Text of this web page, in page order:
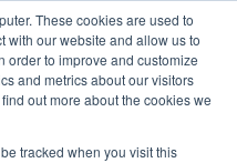
These cookies are used to
with our website and allow us to
order to improve and customize
and metrics about our visitors
out more about the cookies we
tracked when you visit this